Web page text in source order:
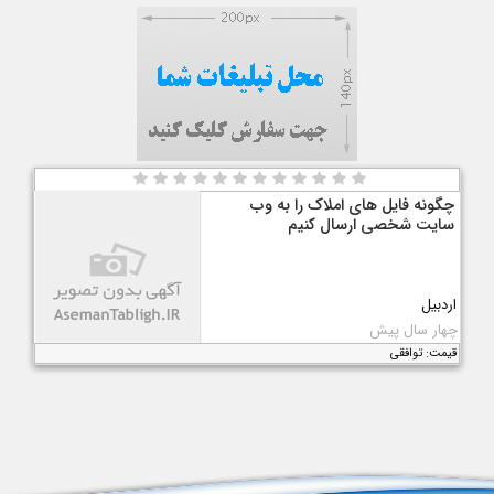
چگونه فایل های املاک را به وب
سایت شخصی ارسال کنیم
اردبیل
چهار سال پیش
قیمت: توافقی